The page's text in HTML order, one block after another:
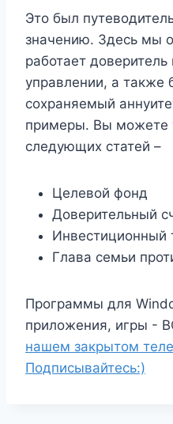
Это был
значению. Здесь мы
работает
управлении, а также
сохраняемый
примеры. Вы можете
следующих статей –
Целевой фонд
Доверительный
Инвестиционный
Глава семьи
Программы для
приложения, игры -
нашем закрытом
Подписывайтесь:)